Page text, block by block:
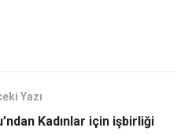
Yazı
Kadınlar için işbirliği